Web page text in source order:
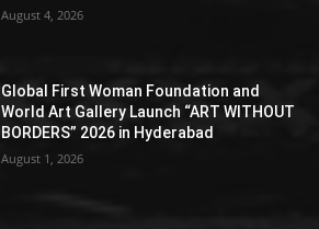
August 4, 2026
Global First Woman Foundation and
World Art Gallery Launch “ART WITHOUT
BORDERS” 2026 in Hyderabad
August 1, 2026